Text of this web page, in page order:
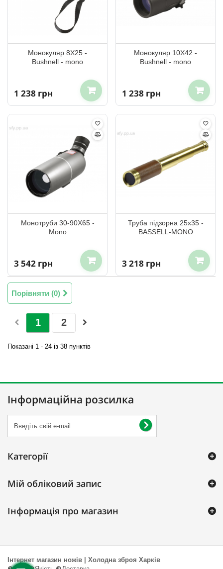
Монокуляр 8X25 -
Bushnell - mono
1 238 грн
Монокуляр 10X42 -
Bushnell - mono
1 238 грн
Монотруби 30-90X65 -
Mono
3 542 грн
Труба підзорна 25x35 -
BASSELL-MONO
3 218 грн
Порівняти (0)
1 2
Показані 1 - 24 із 38 пунктів
Інформаційна розсилка
Категорії
Мій обліковий запис
Інформація про магазин
Інтернет магазин ножів | Холодна зброя Харків